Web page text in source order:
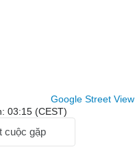
Google Street View
03:15 (CEST)
cuộc gặp